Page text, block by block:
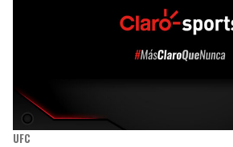
UFC